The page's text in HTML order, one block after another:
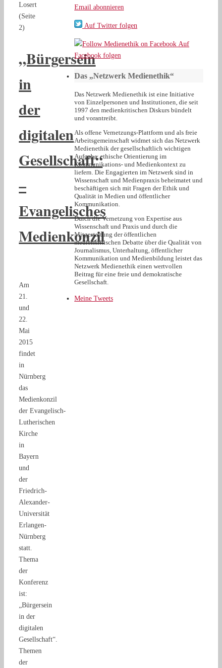
Losert
(Seite
2)
„Bürgersein
in
der
digitalen
Gesellschaft“
–
Evangelisches
Medienkonzil
Am
21.
und
22.
Mai
2015
findet
in
Nürnberg
das
Medienkonzil
der Evangelisch-
Lutherischen
Kirche
in
Bayern
und
der
Friedrich-
Alexander-
Universität
Erlangen-
Nürnberg
statt.
Thema
der
Konferenz
ist:
„Bürgersein
in der
digitalen
Gesellschaft“.
Themen
der
Email abonnieren
Auf Twitter folgen
Auf
Facebook folgen
Das „Netzwerk Medienethik“
Das Netzwerk Medienethik ist eine Initiative
von Einzelpersonen und Institutionen, die seit
1997 den medienkritischen Diskurs bündelt
und vorantreibt.
Als offene Vernetzungs-Plattform und als freie
Arbeitsgemeinschaft widmet sich das Netzwerk
Medienethik der gesellschaftlich wichtigen
Aufgabe, ethische Orientierung im
Kommunikations- und Medienkontext zu
liefern. Die Engagierten im Netzwerk sind in
Wissenschaft und Medienpraxis beheimatet und
beschäftigen sich mit Fragen der Ethik und
Qualität in Medien und öffentlicher
Kommunikation.
Durch die Vernetzung von Expertise aus
Wissenschaft und Praxis und durch die
Mitgestaltung der öffentlichen
medienkritischen Debatte über die Qualität von
Journalismus, Unterhaltung, öffentlicher
Kommunikation und Medienbildung leistet das
Netzwerk Medienethik einen wertvollen
Beitrag für eine freie und demokratische
Gesellschaft.
Meine Tweets